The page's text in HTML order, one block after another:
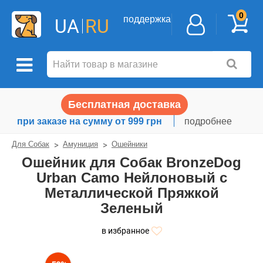
UA RU поддержка 0
Бесплатная доставка
при заказе на сумму от 999 грн подробнее
Для Собак Амуниция Ошейники
Ошейник для Собак BronzeDog
Urban Camo Нейлоновый с
Металлической Пряжкой
Зеленый
в избранное